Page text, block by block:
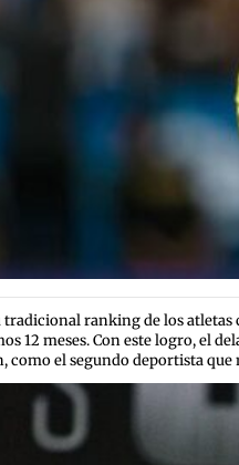
ranking de los
12 meses.Con este logro, el
el segundo deportista que